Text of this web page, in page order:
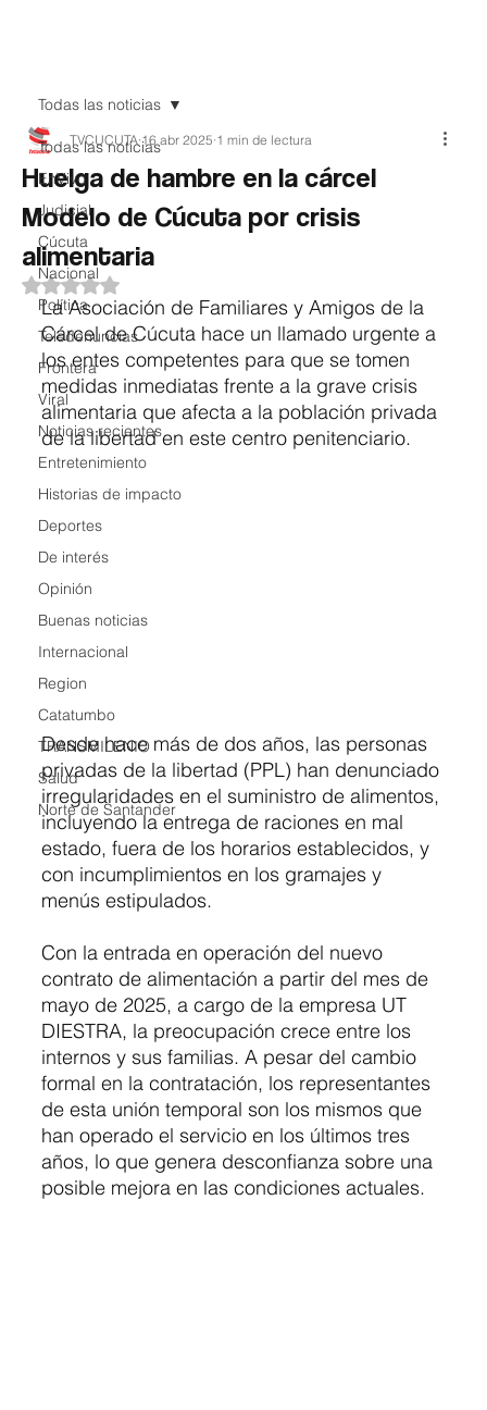
Todas las noticias
EnVivo
Judicial
Cúcuta
Nacional
Política
Teledenuncias
Frontera
Viral
Noticias recientes
Entretenimiento
Historias de impacto
Deportes
De interés
Opinión
Buenas noticias
Internacional
Region
Catatumbo
TRANSMILENIO
Salud
Norte de Santander
Todas las noticias
Huelga de hambre en la cárcel
Modelo de Cúcuta por crisis
alimentaria
TVCUCUTA 16 abr 2025 1 min de lectura
Obtuvo NaN de 5 estrellas.
La Asociación de Familiares y Amigos de la
Cárcel de Cúcuta hace un llamado urgente a
los entes competentes para que se tomen
medidas inmediatas frente a la grave crisis
alimentaria que afecta a la población privada
de la libertad en este centro penitenciario.
Desde hace más de dos años, las personas
privadas de la libertad (PPL) han denunciado
irregularidades en el suministro de alimentos,
incluyendo la entrega de raciones en mal
estado, fuera de los horarios establecidos, y
con incumplimientos en los gramajes y
menús estipulados.
Con la entrada en operación del nuevo
contrato de alimentación a partir del mes de
mayo de 2025, a cargo de la empresa UT
DIESTRA, la preocupación crece entre los
internos y sus familias. A pesar del cambio
formal en la contratación, los representantes
de esta unión temporal son los mismos que
han operado el servicio en los últimos tres
años, lo que genera desconfianza sobre una
posible mejora en las condiciones actuales.